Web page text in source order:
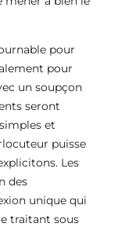
pour
pour
un soupçon
seront
et
puisse
Les
des
unique qui
traitant sous